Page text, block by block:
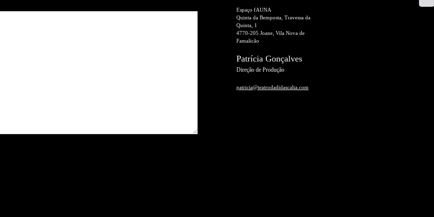
Espaço fAUNA
Quinta da Bemposta, Travessa da
Quinta, 1
4770-205 Joane, Vila Nova de
Famalicão
Patrícia Gonçalves
Direção de Produção
patricia@teatrodadidascalia.com